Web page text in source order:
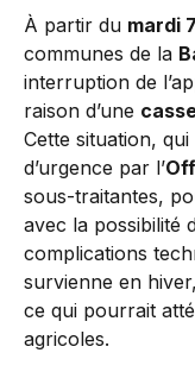
À partir du mardi
communes de la
interruption de
raison d’une
Cette situation,
d’urgence par l’
sous-traitantes,
avec la possibilité
complications
survienne en
ce qui pourrait
agricoles.